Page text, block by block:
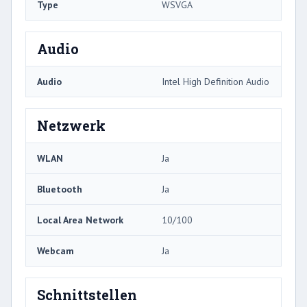
Type WSVGA
Audio
Audio Intel High Definition Audio
Netzwerk
WLAN Ja
Bluetooth Ja
Local Area Network 10/100
Webcam Ja
Schnittstellen